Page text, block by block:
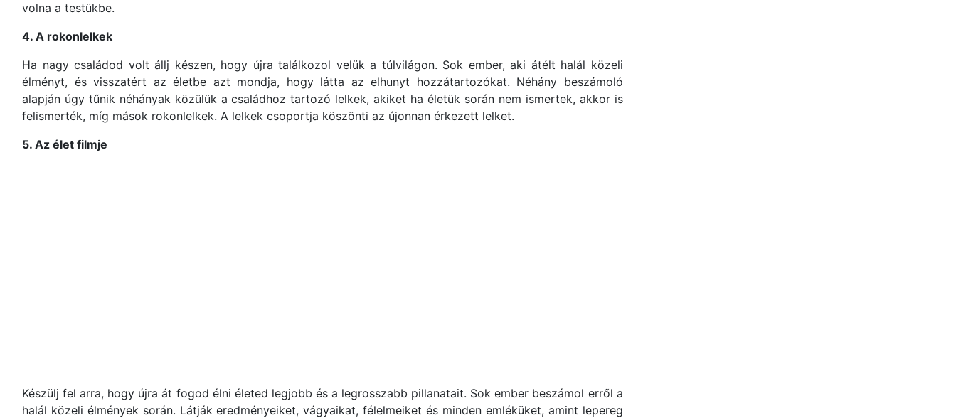
volna a testükbe.
4. A rokonlelkek
Ha nagy családod volt állj készen, hogy újra találkozol velük a túlvilágon. Sok ember, aki átélt halál közeli
élményt, és visszatért az életbe azt mondja, hogy látta az elhunyt hozzátartozókat. Néhány beszámoló
alapján úgy tűnik néhányak közülük a családhoz tartozó lelkek, akiket ha életük során nem ismertek, akkor is
felismerték, míg mások rokonlelkek. A lelkek csoportja köszönti az újonnan érkezett lelket.
5. Az élet filmje
Készülj fel arra, hogy újra át fogod élni életed legjobb és a legrosszabb pillanatait. Sok ember beszámol erről a
halál közeli élmények során. Látják eredményeiket, vágyaikat, félelmeiket és minden emléküket, amint lepereg